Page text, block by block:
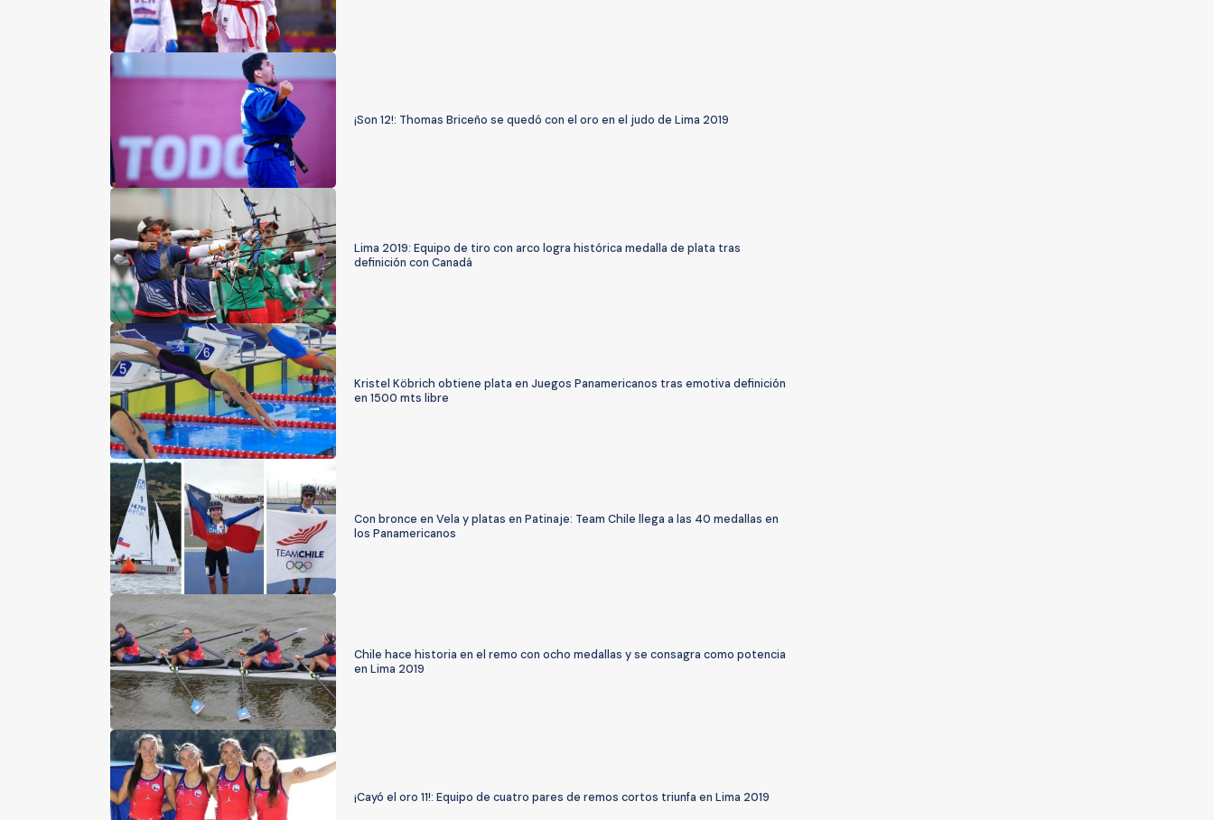
¡Son 12!: Thomas Briceño se quedó con el oro en el judo de Lima 2019
Lima 2019: Equipo de tiro con arco logra histórica medalla de plata tras
definición con Canadá
Kristel Köbrich obtiene plata en Juegos Panamericanos tras emotiva definición
en 1500 mts libre
Con bronce en Vela y platas en Patinaje: Team Chile llega a las 40 medallas en
los Panamericanos
Chile hace historia en el remo con ocho medallas y se consagra como potencia
en Lima 2019
¡Cayó el oro 11!: Equipo de cuatro pares de remos cortos triunfa en Lima 2019